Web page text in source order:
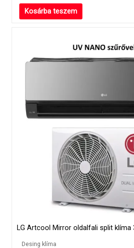
Kosárba teszem
LG Artcool Mirror oldalfali split klíma
Desing klíma